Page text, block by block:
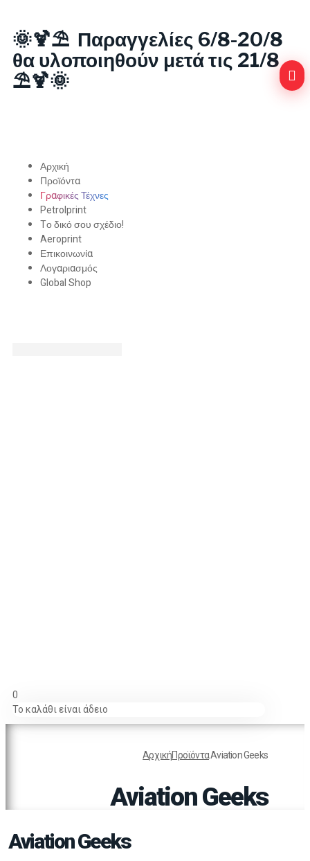
🌞🍹⛱️ Παραγγελίες 6/8-20/8
θα υλοποιηθούν μετά τις 21/8
⛱️🍹🌞
Αρχική
Προϊόντα
Γραφικές Τέχνες
Petrolprint
Tο δικό σου σχέδιο!
Aeroprint
Επικοινωνία
Λογαριασμός
Global Shop
0
Το καλάθι είναι άδειο
ΑρχικήΠροϊόνταAviation Geeks
Aviation Geeks
Aviation Geeks